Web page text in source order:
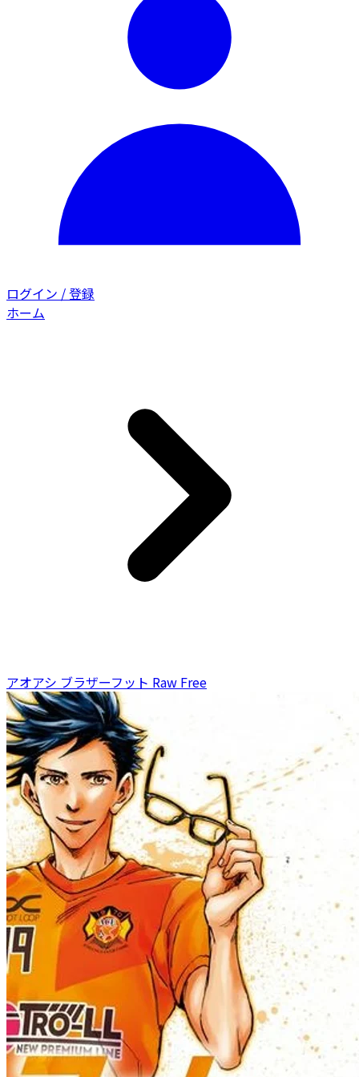
ログイン / 登録
ホーム
アオアシ ブラザーフット Raw Free